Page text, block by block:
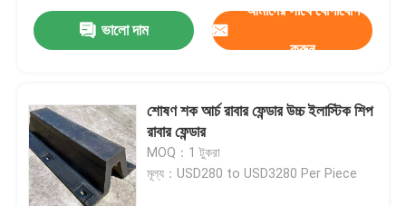
পণ্য
ভিডিও
ভালো দাম
আমাদের সাথে যোগাযোগ
করুন
শোষণ শক আর্চ রাবার ফেন্ডার উচ্চ ইলাস্টিক শিপ
রাবার ফেন্ডার
MOQ：1 টুকরা
মূল্য：USD280 to USD3280 Per Piece